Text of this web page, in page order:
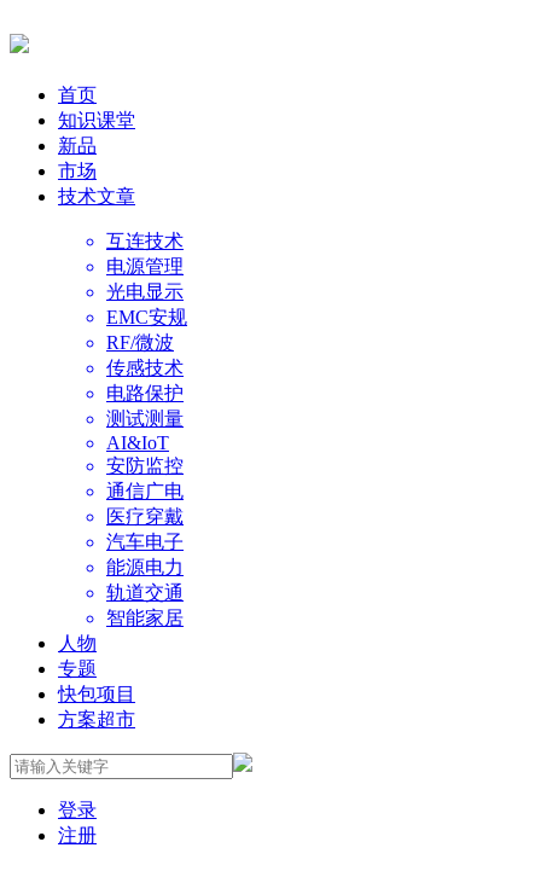
首页
知识课堂
新品
市场
技术文章
互连技术
电源管理
光电显示
EMC安规
RF/微波
传感技术
电路保护
测试测量
AI&IoT
安防监控
通信广电
医疗穿戴
汽车电子
能源电力
轨道交通
智能家居
人物
专题
快包项目
方案超市
登录
注册